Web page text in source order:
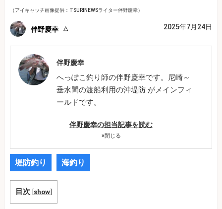
（アイキャッチ画像提供：TSURINEWSライター伴野慶幸）
伴野慶幸 2025年7月24日
伴野慶幸
へっぽこ釣り師の伴野慶幸です。尼崎～
垂水間の渡船利用の沖堤防 がメインフィ
ールドです。
伴野慶幸の担当記事を読む
×閉じる
堤防釣り 海釣り
目次 [show]